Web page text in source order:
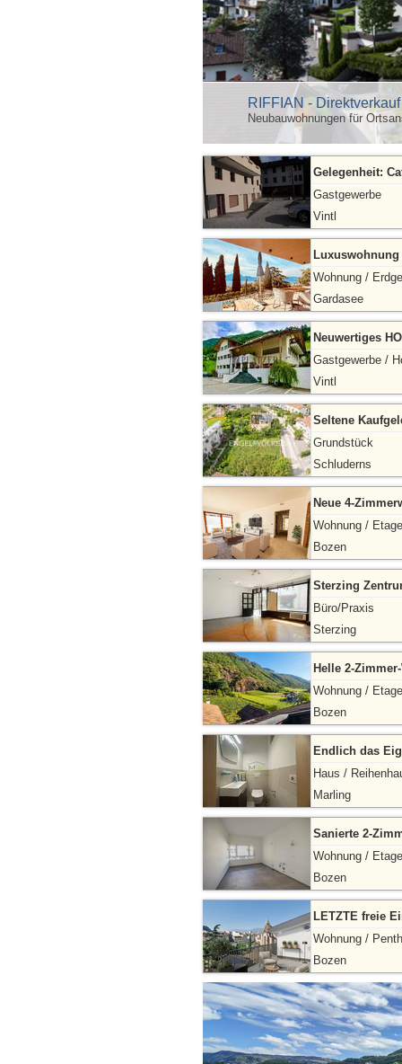
RIFFIAN -
Neubauwohnungen für
Gelegenheit:
Gastgewerbe
Vintl
Wohnung /
Gardasee
Neuwertiges
Gastgewerbe /
Vintl
Seltene
Grundstück
Schluderns
Neue 4-
Wohnung / Etage
Bozen
Sterzing
Büro/Praxis
Sterzing
Helle 2-
Wohnung / Etage
Bozen
Endlich das
Haus /
Marling
Sanierte 2-
Wohnung / Etage
Bozen
LETZTE freie
Wohnung /
Bozen